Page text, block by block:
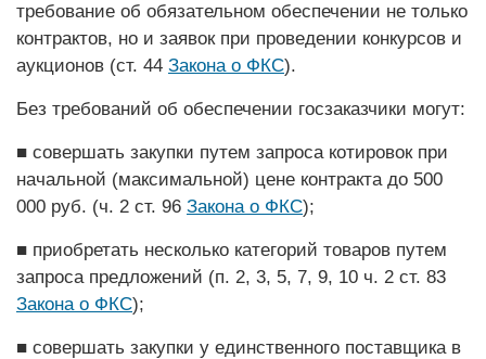
требование об обязательном обеспечении не только
контрактов, но и заявок при проведении конкурсов и
аукционов (ст. 44 Закона о ФКС).
Без требований об обеспечении госзаказчики могут:
■ совершать закупки путем запроса котировок при
начальной (максимальной) цене контракта до 500
000 руб. (ч. 2 ст. 96 Закона о ФКС);
■ приобретать несколько категорий товаров путем
запроса предложений (п. 2, 3, 5, 7, 9, 10 ч. 2 ст. 83
Закона о ФКС);
■ совершать закупки у единственного поставщика в